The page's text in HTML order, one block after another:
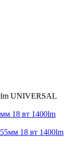
UNIVERSAL
18 вт 1400lm